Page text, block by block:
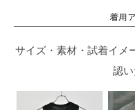
着用
サイズ・素材・試着イメ
認い